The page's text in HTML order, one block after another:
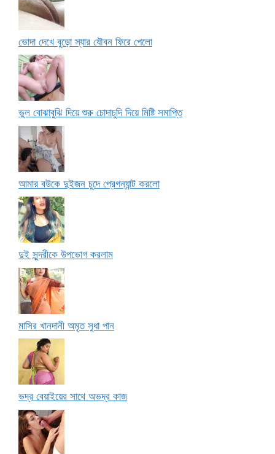
ভোদা দেখে বুড়ো স্যার যৌবন ফিরে পেলো
ভুল বোঝাবুঝি দিয়ে শুরু চোদাচুদি দিয়ে মিষ্টি সমাপ্তি
আমার বউকে দুইজন চুদে প্রেগন্যান্ট করলো
দুই সুন্দরীকে উপভোগ করলাম
মাসির খানদানী অমৃত সুধা পান
ভদ্র বেয়াইয়ের সাথে অভদ্র কাজ